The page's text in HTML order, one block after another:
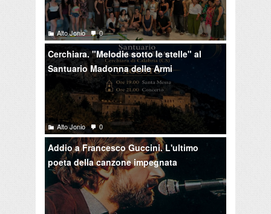
Alto Jonio 0
Cerchiara. "Melodie sotto le stelle" al
Santuario Madonna delle Armi
Alto Jonio 0
Addio a Francesco Guccini. L'ultimo
poeta della canzone impegnata